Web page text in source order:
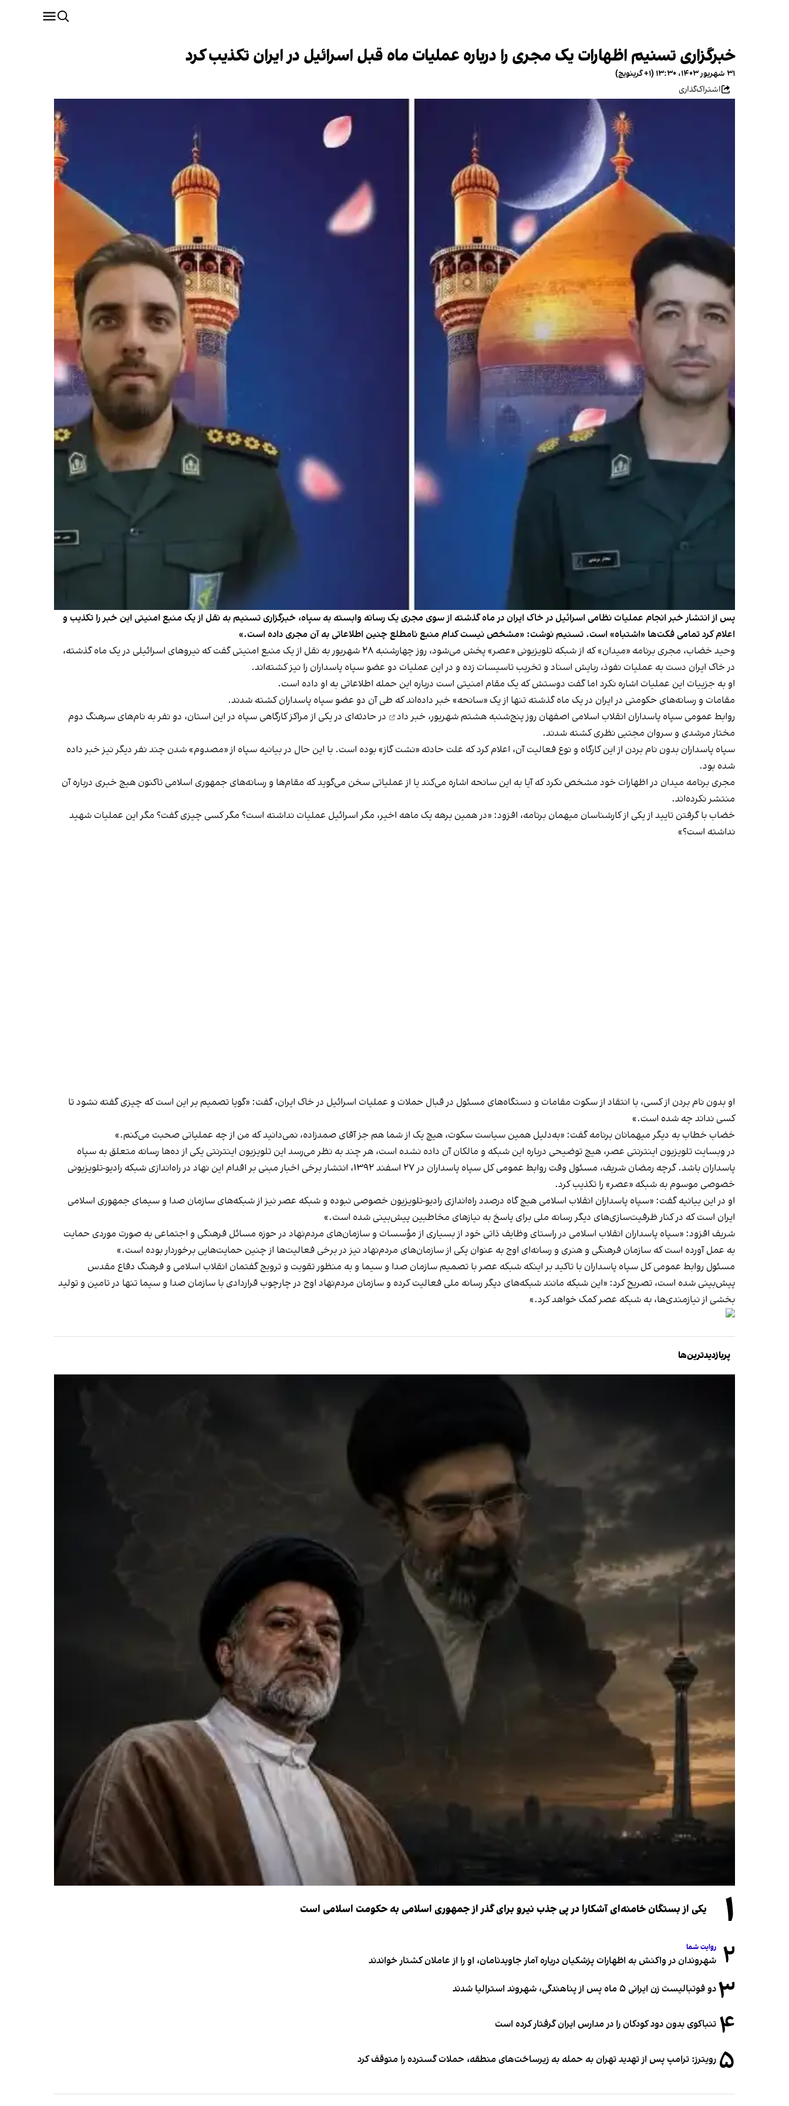
خبرگزاری تسنیم اظهارات یک مجری را درباره عملیات ماه قبل اسرائیل در ایران تکذیب کرد
۳۱ شهریور ۱۴۰۳، ۱۳:۳۰ (‎+۱ گرینویچ)
اشتراک‌گذاری
پس از انتشار خبر انجام عملیات نظامی اسرائیل در خاک ایران در ماه گذشته از سوی مجری یک رسانه وابسته به سپاه، خبرگزاری تسنیم به نقل از یک منبع امنیتی این خبر را تکذیب و
اعلام کرد تمامی فکت‌ها «اشتباه» است. تسنیم نوشت: «مشخص نیست کدام منبع نامطلع چنین اطلاعاتی به آن مجری داده است.»
وحید خضاب، مجری برنامه «میدان
» که از شبکه تلویزیونی «عصر» پخش می‌شود، روز چهارشنبه ۲۸ شهریور به نقل از یک منبع امنیتی گفت که نیروهای اسرائیلی در یک ماه گذشته،
در خاک ایران دست به عملیات نفوذ، ربایش اسناد و تخریب تاسیسات زده و در این عملیات دو عضو سپاه پاسداران را نیز کشته‌اند.
او به جزییات این عملیات اشاره نکرد اما گفت دوستش که یک مقام امنیتی است درباره این حمله اطلاعاتی به او داده است.
مقامات و رسانه‌های حکومتی در ایران در یک ماه گذشته تنها از یک «سانحه» خبر داده‌اند که طی آن دو عضو سپاه پاسداران کشته شدند.
روابط عمومی سپاه پاسداران انقلاب اسلامی اصفهان روز پنج‌شنبه هشتم شهریور، خبر داد
در حادثه‌ای در یکی از مراکز کارگاهی سپاه در این استان، دو نفر به نام‌های سرهنگ دوم
مختار مرشدی و سروان مجتبی نظری کشته شدند.
سپاه پاسداران بدون نام بردن از این کارگاه و نوع فعالیت آن، اعلام کرد که علت حادثه «نشت گاز» بوده است. با این حال در بیانیه سپاه از «مصدوم» شدن چند نفر دیگر نیز خبر داده
شده بود.
مجری برنامه میدان در اظهارات خود مشخص نکرد که آیا به این سانحه اشاره می‌کند یا از عملیاتی سخن می‌گوید که مقام‌ها و رسانه‌های جمهوری اسلامی تاکنون هیچ خبری درباره آن
منتشر نکرده‌اند.
خضاب با گرفتن تایید از یکی از کارشناسان میهمان برنامه، افزود: «در همین برهه یک ماهه اخیر، مگر اسرائیل عملیات نداشته است؟ مگر کسی چیزی گفت؟ مگر این عملیات شهید
نداشته است؟»
او بدون نام بردن از کسی، با انتقاد از سکوت مقامات و دستگاه‌های مسئول در قبال حملات و عملیات اسرائیل در خاک ایران، گفت: «گویا تصمیم بر این است که چیزی گفته نشود تا
کسی نداند چه شده است.»
خضاب خطاب به دیگر میهمانان برنامه گفت: «به‌دلیل همین سیاست سکوت، هیچ یک از شما هم جز آقای صمدزاده، نمی‌دانید که من از چه عملیاتی صحبت می‌کنم.»
دروبسایت تلویزیون اینترنتی عصر، هیچ توضیحی درباره این شبکه و مالکان آن داده نشده است، هر چند به نظر می‌رسد این تلویزیون اینترنتی یکی از ده‌ها رسانه متعلق به سپاه
پاسداران باشد. گرچه رمضان شریف، مسئول وقت روابط‌ عمومی کل سپاه پاسداران در ۲۷ اسفند ۱۳۹۲، انتشار برخی اخبار مبنی بر اقدام این نهاد در راه‌اندازی شبکه رادیو-تلویزیونی
خصوصی موسوم به شبکه «عصر» را تکذیب کرد.
او در این بیانیه گفت: «سپاه پاسداران انقلاب اسلامی هیچ‌ گاه درصدد راه‌اندازی رادیو-تلویزیون خصوصی نبوده و شبکه عصر نیز از شبکه‌های سازمان صدا و سیمای جمهوری اسلامی
ایران است که در کنار ظرفیت‌سازی‌های دیگر رسانه ملی برای پاسخ به نیازهای مخاطبین پیش‌بینی شده است.»
شریف افزود: «سپاه پاسداران انقلاب اسلامی در راستای وظایف ذاتی خود از بسیاری از مؤسسات و سازمان‌های مردم‌نهاد در حوزه مسائل فرهنگی و اجتماعی به صورت موردی حمایت
به عمل آورده است که سازمان فرهنگی و هنری و رسانه‌ای اوج به عنوان یکی از سازمان‌های مردم‌نهاد نیز در برخی فعالیت‌ها از چنین حمایت‌هایی برخوردار بوده است.»
مسئول روابط‌ عمومی کل سپاه پاسداران با تاکید بر اینکه شبکه عصر با تصمیم سازمان صدا و سیما و به منظور تقویت و ترویج گفتمان انقلاب اسلامی و فرهنگ دفاع مقدس
پیش‌بینی شده است، تصریح کرد: «این شبکه مانند شبکه‌های دیگر رسانه ملی فعالیت کرده و سازمان مردم‌نهاد اوج در چارچوب قراردادی با سازمان صدا و سیما تنها در تامین و تولید
بخشی از نیازمندی‌ها، به شبکه عصر کمک خواهد کرد.»
پربازدیدترین‌ها
۱ یکی از بستگان خامنه‌ای آشکارا در پی جذب نیرو برای گذر از جمهوری اسلامی به حکومت اسلامی است
۲ روایت شما
شهروندان در واکنش به اظهارات پزشکیان درباره آمار جاویدنامان، او را از عاملان کشتار خواندند
۳دو فوتبالیست زن ایرانی ۵ ماه پس از پناهندگی، شهروند استرالیا شدند
۴ تنباکوی بدون دود کودکان را در مدارس ایران گرفتار کرده است
۵ رویترز: ترامپ پس از تهدید تهران به حمله به زیرساخت‌های منطقه، حملات گسترده را متوقف کرد